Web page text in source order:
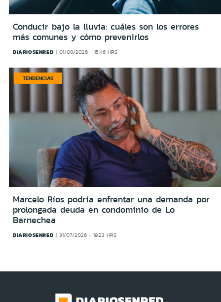
Conducir bajo la lluvia: cuáles son los errores
más comunes y cómo prevenirlos
DIARIOSENRED 01/08/2026 - 15:46 HRS
TENDENCIAS
Marcelo Ríos podría enfrentar una demanda por
prolongada deuda en condominio de Lo
Barnechea
DIARIOSENRED 31/07/2026 - 19:23 HRS